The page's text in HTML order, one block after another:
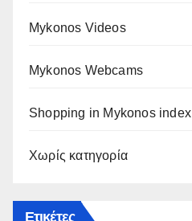
Mykonos Videos
Mykonos Webcams
Shopping in Mykonos index
Χωρίς κατηγορία
Ετικέτες